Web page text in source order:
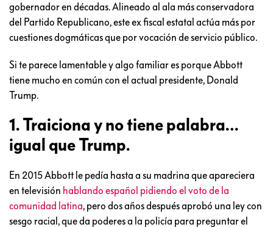
gobernador en décadas. Alineado al ala más conservadora
del Partido Republicano, este ex fiscal estatal actúa más por
cuestiones dogmáticas que por vocación de servicio público.
Si te parece lamentable y algo familiar es porque Abbott
tiene mucho en común con el actual presidente, Donald
Trump.
1. Traiciona y no tiene palabra…
igual que Trump.
En 2015 Abbott le pedía hasta a su madrina que apareciera
en televisión hablando español pidiendo el voto de la
comunidad latina, pero dos años después aprobó una ley con
sesgo racial, que da poderes a la policía para preguntar el